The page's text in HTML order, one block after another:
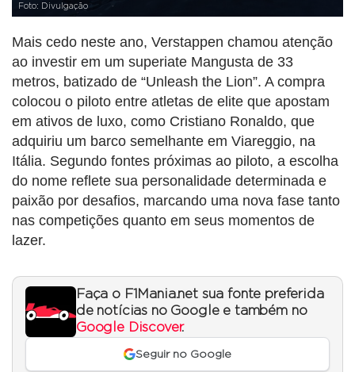
Foto: Divulgação
Mais cedo neste ano, Verstappen chamou atenção
ao investir em um superiate Mangusta de 33
metros, batizado de “Unleash the Lion”. A compra
colocou o piloto entre atletas de elite que apostam
em ativos de luxo, como Cristiano Ronaldo, que
adquiriu um barco semelhante em Viareggio, na
Itália. Segundo fontes próximas ao piloto, a escolha
do nome reflete sua personalidade determinada e
paixão por desafios, marcando uma nova fase tanto
nas competições quanto em seus momentos de
lazer.
Faça o F1Mania.net sua fonte preferida
de notícias no Google e também no
Google Discover.
Seguir no Google